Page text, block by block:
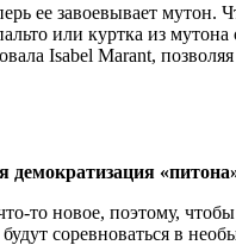
ее завоевывает мутон.
или куртка из
Isabel Marant,
то новое, поэтому,
соревноваться в